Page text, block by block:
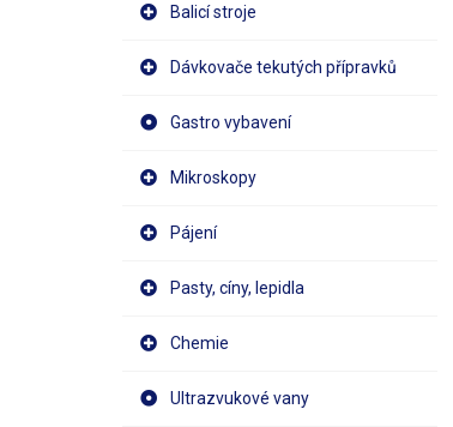
Balicí stroje
Dávkovače tekutých přípravků
Gastro vybavení
Mikroskopy
Pájení
Pasty, cíny, lepidla
Chemie
Ultrazvukové vany